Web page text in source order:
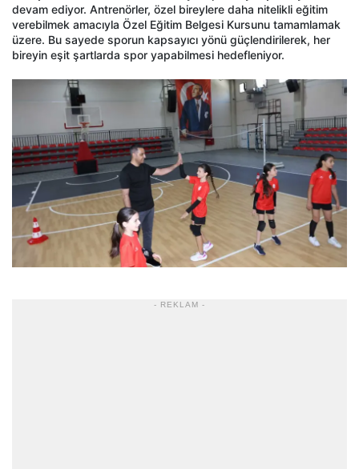
devam ediyor. Antrenörler, özel bireylere daha nitelikli eğitim
verebilmek amacıyla Özel Eğitim Belgesi Kursunu tamamlamak
üzere. Bu sayede sporun kapsayıcı yönü güçlendirilerek, her
bireyin eşit şartlarda spor yapabilmesi hedefleniyor.
- REKLAM -